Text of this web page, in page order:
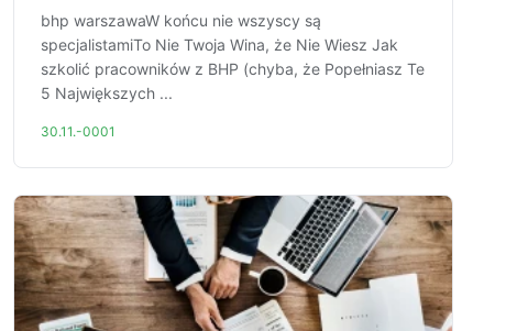
bhp warszawaW końcu nie wszyscy są
specjalistamiTo Nie Twoja Wina, że Nie Wiesz Jak
szkolić pracowników z BHP (chyba, że Popełniasz Te
5 Największych ...
30.11.-0001